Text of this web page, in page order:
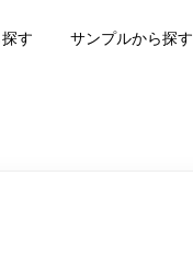
す サンプルから探す